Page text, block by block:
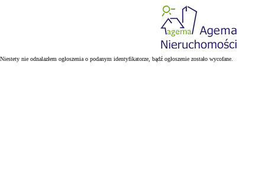
Niestety nie odnalazłem ogłoszenia o podanym identyfikatorze, bądź ogłoszenie zostało wycofane.